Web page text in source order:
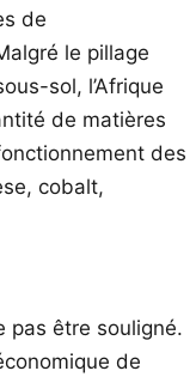
de
le pillage
sol, l’Afrique
de matières
des
cobalt,
pas être souligné.
de